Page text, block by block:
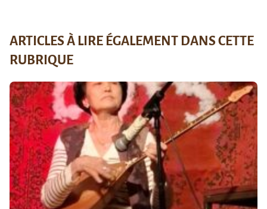
ARTICLES À LIRE ÉGALEMENT DANS CETTE
RUBRIQUE